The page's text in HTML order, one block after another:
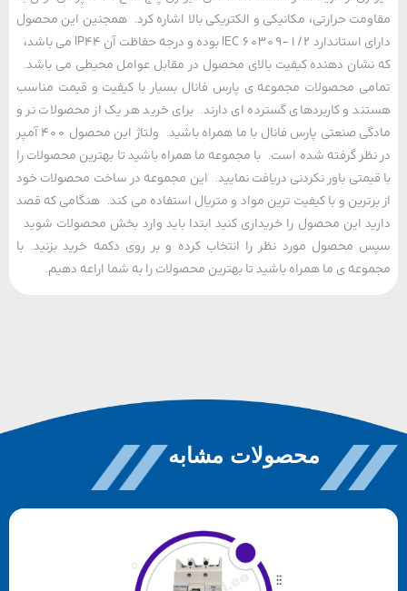
حرارتی، مکانیکی و الکتریکی بالا اشاره کرد. همجنین این محصول
دارای استاندارد IEC 60309-1/2 بوده و درجه حفاظت آن IP44 می باشد،
دهنده کیفیت بالای محصول در مقابل عوامل محیطی می باشد.
محصولات مجموعه ی پارس فانال بسیار با کیفیت و قیمت مناسب
و کاربردهای گسترده ای دارند. برای خرید هر یک از محصولات نر و
مادگی صنعتی پارس فانال با ما همراه باشید. ولتاژ این محصول 400 آمپر
گرفته شده است. با مجموعه ما همراه باشید تا بهترین محصولات را
باور نکردنی دریافت نمایید. این مجموعه در ساخت محصولات خود
و با کیفیت ترین مواد و متریال استفاده می کند. هنگامی که قصد
این محصول را خریداری کنید ابتدا باید وارد بخش محصولات شوید
محصول مورد نظر را انتخاب کرده و بر روی دکمه خرید بزنید. با
ی ما همراه باشید تا بهترین محصولات را به شما اراعه دهیم.
محصولات مشابه